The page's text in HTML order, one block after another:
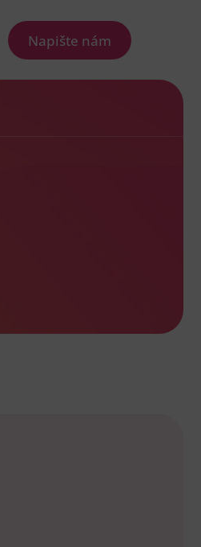
Napište nám